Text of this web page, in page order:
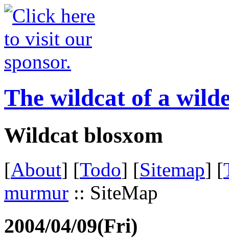
The wildcat of a
Wildcat blosxom
[About] [Todo] [Sitemap] [
murmur :: SiteMap
2004/04/09(Fri)